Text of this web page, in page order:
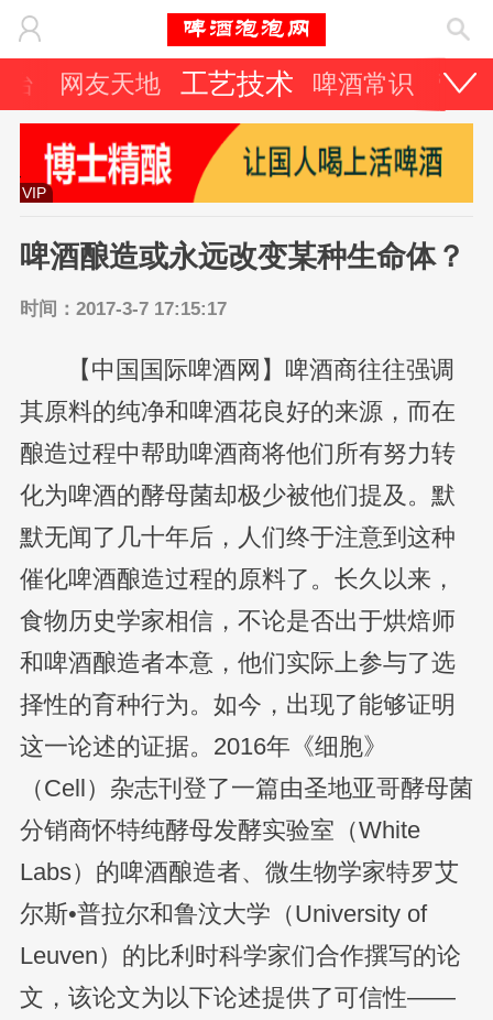
台 网友天地 工艺技术 啤酒常识 营
VIP
啤酒酿造或永远改变某种生命体？
时间：2017-3-7 17:15:17
【中国国际啤酒网】啤酒商往往强调
其原料的纯净和啤酒花良好的来源，而在
酿造过程中帮助啤酒商将他们所有努力转
化为啤酒的酵母菌却极少被他们提及。默
默无闻了几十年后，人们终于注意到这种
催化啤酒酿造过程的原料了。长久以来，
食物历史学家相信，不论是否出于烘焙师
和啤酒酿造者本意，他们实际上参与了选
择性的育种行为。如今，出现了能够证明
这一论述的证据。2016年《细胞》
（Cell）杂志刊登了一篇由圣地亚哥酵母菌
分销商怀特纯酵母发酵实验室（White
Labs）的啤酒酿造者、微生物学家特罗艾
尔斯•普拉尔和鲁汶大学（University of
Leuven）的比利时科学家们合作撰写的论
文，该论文为以下论述提供了可信性——